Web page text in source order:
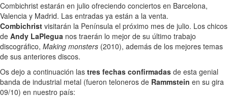
Combichrist estarán en julio ofreciendo conciertos en Barcelona,
Valencia y Madrid. Las entradas ya están a la venta.
Combichrist visitarán la Península el próximo mes de julio. Los chicos
de Andy LaPlegua nos traerán lo mejor de su último trabajo
discográfico, Making monsters (2010), además de los mejores temas
de sus anteriores discos.
Os dejo a continuación las tres fechas confirmadas de esta genial
banda de industrial metal (fueron teloneros de Rammstein en su gira
09/10) en nuestro país: